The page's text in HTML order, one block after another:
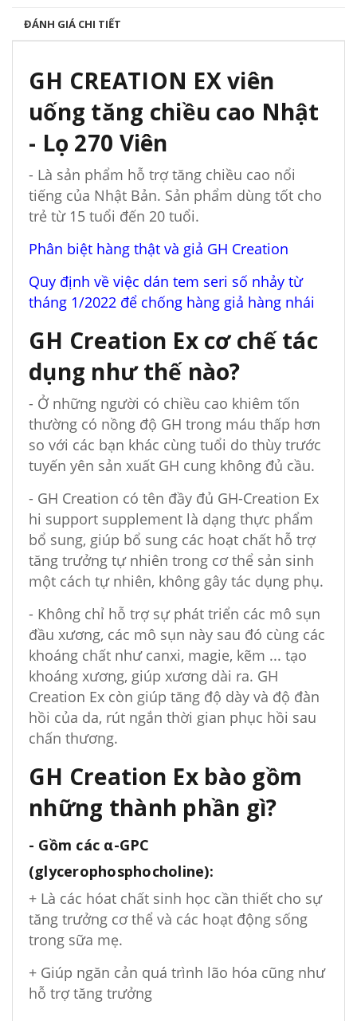
ĐÁNH GIÁ CHI TIẾT
GH CREATION EX viên
uống tăng chiều cao Nhật
- Lọ 270 Viên
- Là sản phẩm hỗ trợ tăng chiều cao nổi
tiếng của Nhật Bản. Sản phẩm dùng tốt cho
trẻ từ 15 tuổi đến 20 tuổi.
Phân biệt hàng thật và giả GH Creation
Quy định về việc dán tem seri số nhảy từ
tháng 1/2022 để chống hàng giả hàng nhái
GH Creation Ex cơ chế tác
dụng như thế nào?
- Ở những người có chiều cao khiêm tốn
thường có nồng độ GH trong máu thấp hơn
so với các bạn khác cùng tuổi do thùy trước
tuyến yên sản xuất GH cung không đủ cầu.
- GH Creation có tên đầy đủ GH-Creation Ex
hi support supplement là dạng thực phẩm
bổ sung, giúp bổ sung các hoạt chất hỗ trợ
tăng trưởng tự nhiên trong cơ thể sản sinh
một cách tự nhiên, không gây tác dụng phụ.
- Không chỉ hỗ trợ sự phát triển các mô sụn
đầu xương, các mô sụn này sau đó cùng các
khoáng chất như canxi, magie, kẽm ... tạo
khoáng xương, giúp xương dài ra. GH
Creation Ex còn giúp tăng độ dày và độ đàn
hồi của da, rút ngắn thời gian phục hồi sau
chấn thương.
GH Creation Ex bào gồm
những thành phần gì?
- Gồm các α-GPC
(glycerophosphocholine):
+ Là các hóat chất sinh học cần thiết cho sự
tăng trưởng cơ thể và các hoạt động sống
trong sữa mẹ.
+ Giúp ngăn cản quá trình lão hóa cũng như
hỗ trợ tăng trưởng